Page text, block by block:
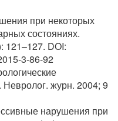
при некоторых
состояниях.
121–127. DOI:
3-86-92
Невролог. журн. 2004; 9
нарушения при